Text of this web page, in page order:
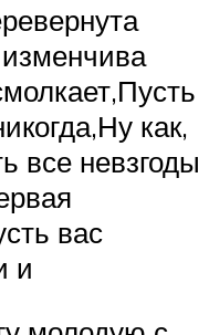
как,
все невзгоды​
вас
и​